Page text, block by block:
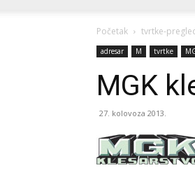
Početak tvrtke-
adresar M tvrtke
MGK
27. kolovoza 2013.